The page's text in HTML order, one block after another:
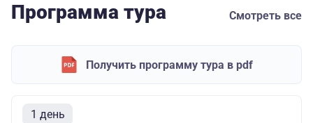
Программа тура Смотреть все
Получить программу тура в pdf
1 день